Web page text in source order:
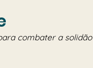
combater a